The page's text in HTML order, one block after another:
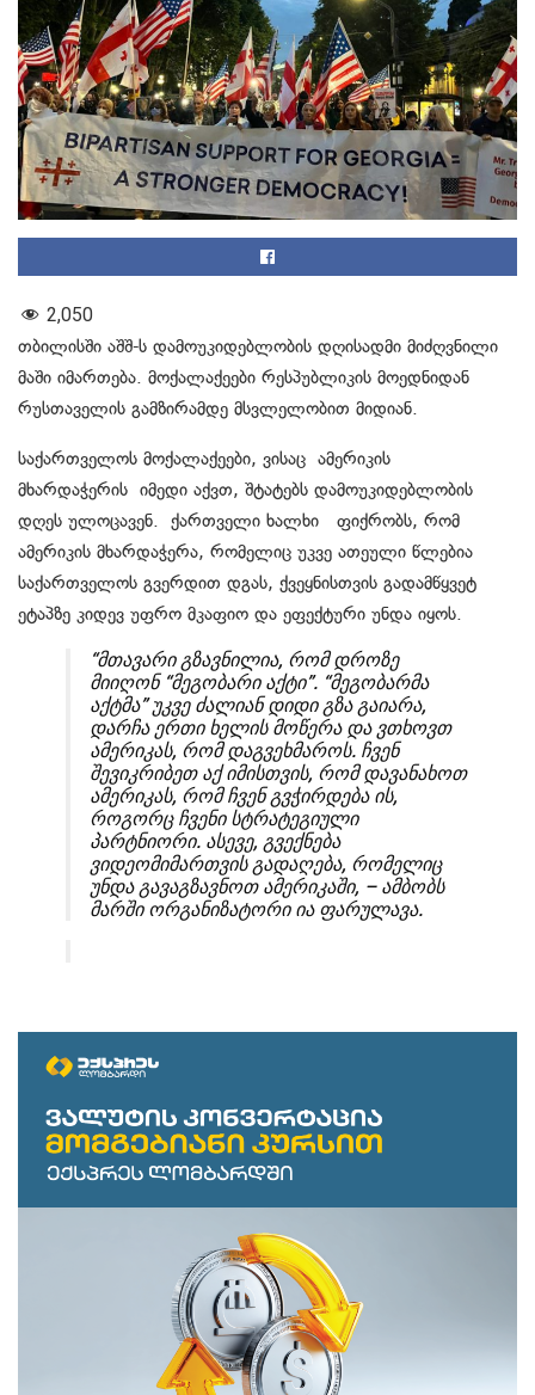
2,050
თბილისში აშშ-ს დამოუკიდებლობის დღისადმი მიძღვნილი
მაში იმართება. მოქალაქეები რესპუბლიკის მოედნიდან
რუსთაველის გამზირამდე მსვლელობით მიდიან.
საქართველოს მოქალაქეები, ვისაც ამერიკის
მხარდაჭერის იმედი აქვთ, შტატებს დამოუკიდებლობის
დღეს ულოცავენ. ქართველი ხალხი ფიქრობს, რომ
ამერიკის მხარდაჭერა, რომელიც უკვე ათეული წლებია
საქართველოს გვერდით დგას, ქვეყნისთვის გადამწყვეტ
ეტაპზე კიდევ უფრო მკაფიო და ეფექტური უნდა იყოს.
“მთავარი გზავნილია, რომ დროზე
მიიღონ “მეგობარი აქტი”. “მეგობარმა
აქტმა” უკვე ძალიან დიდი გზა გაიარა,
დარჩა ერთი ხელის მოწერა და ვთხოვთ
ამერიკას, რომ დაგვეხმაროს. ჩვენ
შევიკრიბეთ აქ იმისთვის, რომ დავანახოთ
ამერიკას, რომ ჩვენ გვჭირდება ის,
როგორც ჩვენი სტრატეგიული
პარტნიორი. ასევე, გვექნება
ვიდეომიმართვის გადაღება, რომელიც
უნდა გავაგზავნოთ ამერიკაში, – ამბობს
მარში ორგანიზატორი ია ფარულავა.